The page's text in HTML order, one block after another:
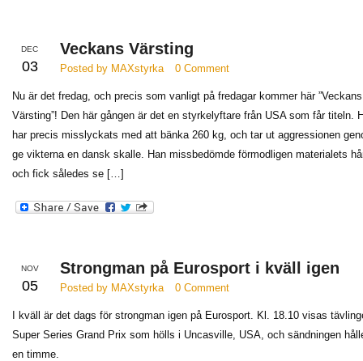
DEC
03
Veckans Värsting
Posted by MAXstyrka 0 Comment
Nu är det fredag, och precis som vanligt på fredagar kommer här ”Veckans
Värsting”! Den här gången är det en styrkelyftare från USA som får titeln.
har precis misslyckats med att bänka 260 kg, och tar ut aggressionen
ge vikterna en dansk skalle. Han missbedömde förmodligen materialets
och fick således se […]
NOV
05
Strongman på Eurosport i kväll igen
Posted by MAXstyrka 0 Comment
I kväll är det dags för strongman igen på Eurosport. Kl. 18.10 visas
Super Series Grand Prix som hölls i Uncasville, USA, och sändningen
en timme.